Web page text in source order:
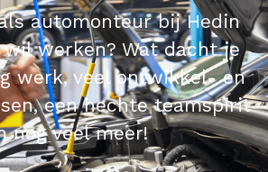
automonteur bij Hedin
werken? Wat dacht je
werk, veel ontwikkel- en
een hechte teamspirit
nog veel meer!